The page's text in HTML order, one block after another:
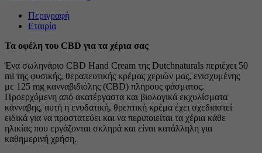
Περιγραφή
Εταιρία
Τα οφέλη του CBD για τα χέρια σας
Ένα σωληνάριο CBD Hand Cream της Dutchnaturals περιέχει 50
ml της φυσικής, θεραπευτικής κρέμας χεριών μας, ενισχυμένης
με 125 mg κανναβιδιόλης (CBD) πλήρους φάσματος.
Προερχόμενη από ακατέργαστα και βιολογικά εκχυλίσματα
κάνναβης, αυτή η ενυδατική, θρεπτική κρέμα έχει σχεδιαστεί
ειδικά για να προστατεύει και να περιποιείται τα χέρια κάθε
ηλικίας που εργάζονται σκληρά και είναι κατάλληλη για
καθημερινή χρήση.